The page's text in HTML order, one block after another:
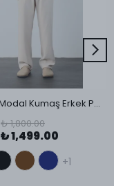
Baggy Modal Kumaş Erkek Pantolon
₺ 1,800.00
₺ 1,499.00
+1